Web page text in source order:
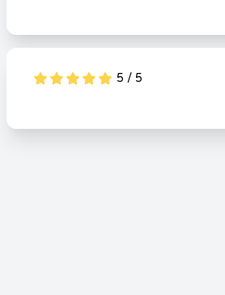
5
1
5
0 5 / 5